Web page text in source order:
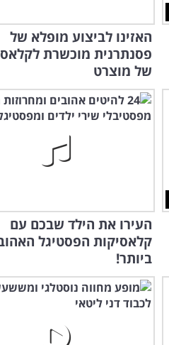
האזינו לביצוע מופלא של
פסנתרנית מוכשרת
של מוצרט
העירו את הילד שבכם עם
קלאסיקות הפסטיגל
ביותר!